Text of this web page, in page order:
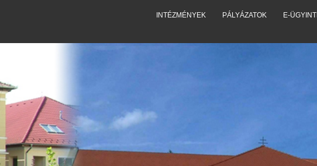
INTÉZMÉNYEK PÁLYÁZATOK E-